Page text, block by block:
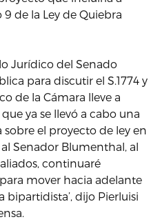
de la Ley de Quiebra
Jurídico del Senado
para discutir el S.1774 y
de la Cámara lleve a
ya se llevó a cabo una
el proyecto de ley en
Senador Blumenthal, al
continuaré
mover hacia adelante
bipartidista’, dijo Pierluisi